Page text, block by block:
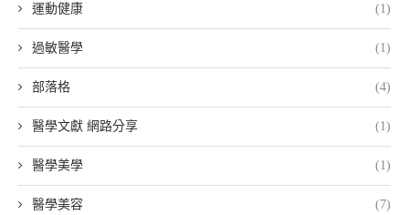
運動健康 (1)
過敏醫學 (1)
部落格 (4)
醫學文獻 網路分享 (1)
醫學美學 (1)
醫學美容 (7)